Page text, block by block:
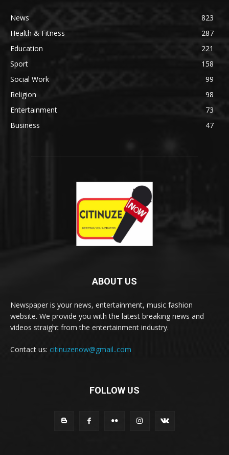
News
823
Health & Fitness
287
Education
221
Sport
158
Social Work
99
Religion
98
Entertainment
73
Business
47
ABOUT US
Newspaper is your news, entertainment, music fashion
website. We provide you with the latest breaking news and
videos straight from the entertainment industry.
Contact us: citinuzenow@gmail..com
FOLLOW US